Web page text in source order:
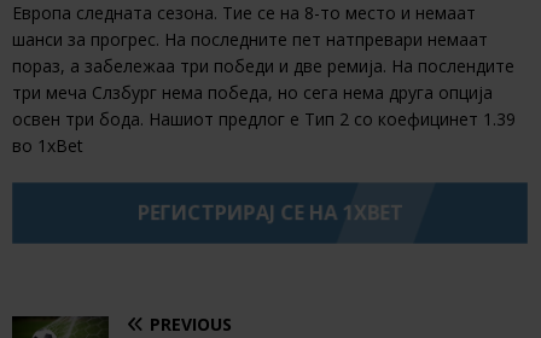
Европа следната сезона. Тие се на 8-то место и немаат
шанси за прогрес. На последните пет натпревари немаат
пораз, а забележаа три победи и две ремија. На послендите
три меча Слзбург нема победа, но сега нема друга опција
освен три бода. Нашиот предлог е Тип 2 со коефицинет 1.39
во 1xBet
РЕГИСТРИРАЈ СЕ НА 1XBET
PREVIOUS